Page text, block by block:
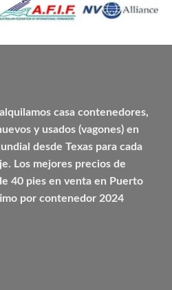
casa contenedores,
y usados (vagones) en
desde Texas para cada
Los mejores precios de
40 pies en venta en Puerto
por contenedor 2024